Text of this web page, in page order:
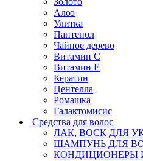
Алоэ
Улитка
Пантенол
Чайное дерево
Витамин C
Витамин Е
Кератин
Центелла
Ромашка
Галактомисис
Средства для волос
ЛАК, ВОСК ДЛЯ
ШАМПУНЬ ДЛЯ
КОНДИЦИОНЕРЫ